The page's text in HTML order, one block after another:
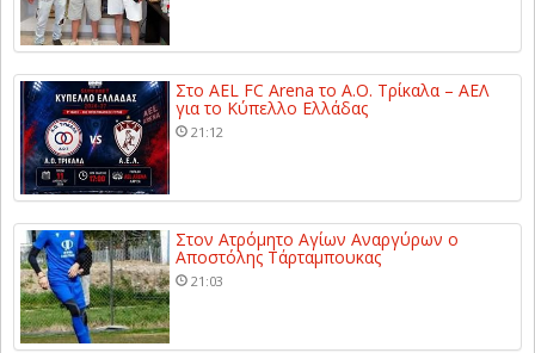
Στο AEL FC Arena το Α.Ο. Τρίκαλα – ΑΕΛ
για το Κύπελλο Ελλάδας
21:12
Στον Ατρόμητο Αγίων Αναργύρων ο
Αποστόλης Τάρταμπουκας
21:03